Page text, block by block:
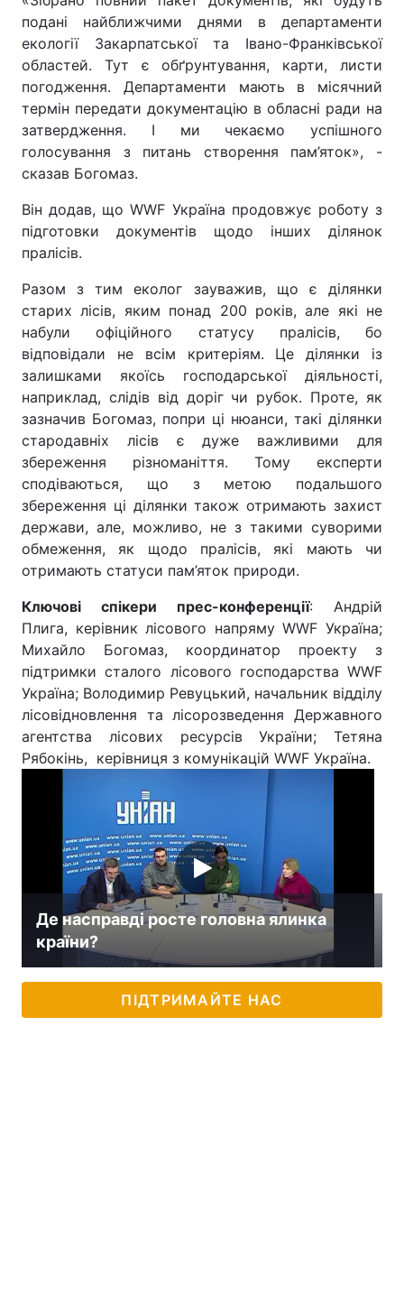
подані найближчими днями в департаменти
екології Закарпатської та Івано-Франківської
областей. Тут є обґрунтування, карти, листи
погодження. Департаменти мають в місячний
термін передати документацію в обласні ради на
затвердження. І ми чекаємо успішного
голосування з питань створення пам’яток», -
сказав Богомаз.
Він додав, що WWF Україна продовжує роботу з
підготовки документів щодо інших ділянок
пралісів.
Разом з тим еколог зауважив, що є ділянки
старих лісів, яким понад 200 років, але які не
набули офіційного статусу пралісів, бо
відповідали не всім критеріям. Це ділянки із
залишками якоїсь господарської діяльності,
наприклад, слідів від доріг чи рубок. Проте, як
зазначив Богомаз, попри ці нюанси, такі ділянки
стародавніх лісів є дуже важливими для
збереження різноманіття. Тому експерти
сподіваються, що з метою подальшого
збереження ці ділянки також отримають захист
держави, але, можливо, не з такими суворими
обмеження, як щодо пралісів, які мають чи
отримають статуси пам’яток природи.
Ключові спікери прес-конференції: Андрій
Плига, керівник лісового напряму WWF Україна;
Михайло Богомаз, координатор проекту з
підтримки сталого лісового господарства WWF
Україна; Володимир Ревуцький, начальник відділу
лісовідновлення та лісорозведення Державного
агентства лісових ресурсів України; Тетяна
Рябокінь, керівниця з комунікацій WWF Україна.
Де насправді росте головна ялинка
країни?
ПІДТРИМАЙТЕ НАС